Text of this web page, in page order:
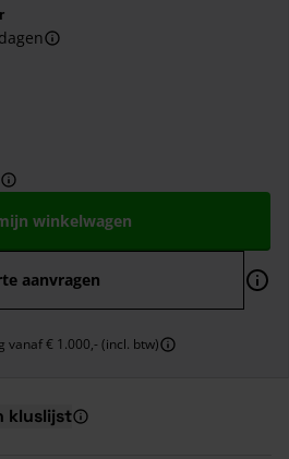
winkelwagen
aanvragen
vanaf € 1.000,- (incl. btw)
kluslijst